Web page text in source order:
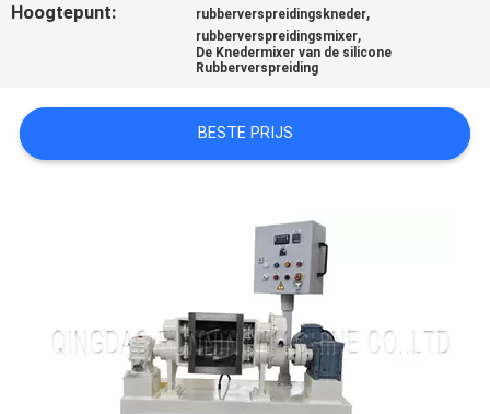
SITEMAP
POLICY
Hoogtepunt: rubberverspreidingskneder,
rubberverspreidingsmixer,
De Knedermixer van de silicone
Rubberverspreiding
BESTE PRIJS